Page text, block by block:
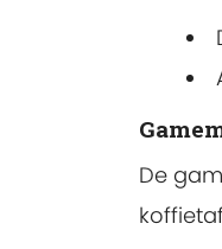
De